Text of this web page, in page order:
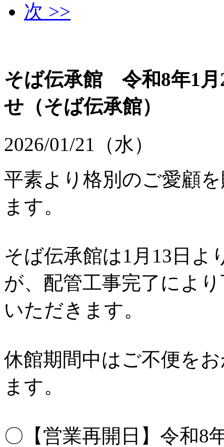
次 >>
そば伝承館 令和8年1
せ （そば伝承館）
2026/01/21（水）
平素より格別のご愛顧
ます。
そば伝承館は1月13日よ
が、配管工事完了によ
いただきます。
休館期間中はご不便を
ます。
〇【営業再開日】令和8